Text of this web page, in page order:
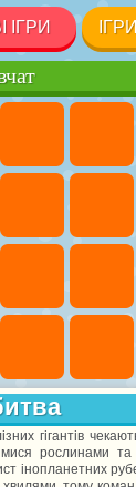
ІГРИ
гігантів
рослинами
інопланетних